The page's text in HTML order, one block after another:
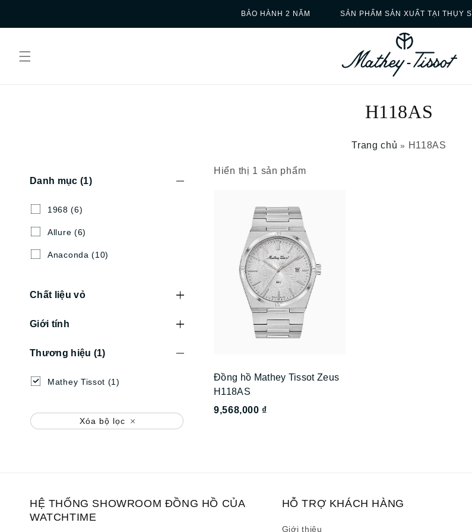
BẢO HÀNH 2 NĂM SẢN PHẨM SẢN XUẤT TẠI THỤY SĨ
H118AS
Trang chủ » H118AS
Danh mục (1)
1968 (6)
Allure (6)
Anaconda (10)
Chất liệu vỏ
Giới tính
Thương hiệu (1)
Mathey Tissot (1)
Xóa bộ lọc
Hiển thị 1 sản phẩm
Đồng hồ Mathey Tissot Zeus
H118AS
9,568,000 ₫
HỆ THỐNG SHOWROOM ĐỒNG HỒ CỦA
WATCHTIME
HỖ TRỢ KHÁCH HÀNG
Giới thiệu